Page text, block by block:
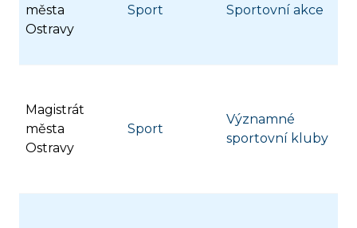
města
Ostravy
Sport Sportovní akce
Magistrát
města
Ostravy
Sport
Významné
sportovní kluby